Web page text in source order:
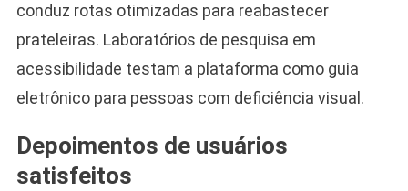
conduz rotas otimizadas para reabastecer
prateleiras. Laboratórios de pesquisa em
acessibilidade testam a plataforma como guia
eletrônico para pessoas com deficiência visual.
Depoimentos de usuários
satisfeitos